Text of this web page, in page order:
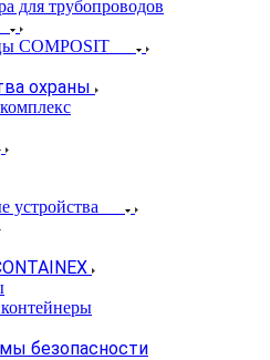
для трубопроводов
COMPOSIT
охраны
устройства
безопасности